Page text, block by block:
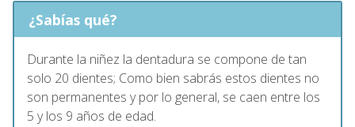
¿Sabías qué?
Durante la niñez la dentadura se compone de tan
solo 20 dientes; Como bien sabrás estos dientes no
son permanentes y por lo general, se caen entre los
5 y los 9 años de edad.